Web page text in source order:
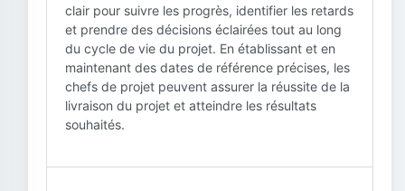
clair pour suivre les progrès, identifier les retards
et prendre des décisions éclairées tout au long
du cycle de vie du projet. En établissant et en
maintenant des dates de référence précises, les
chefs de projet peuvent assurer la réussite de la
livraison du projet et atteindre les résultats
souhaités.